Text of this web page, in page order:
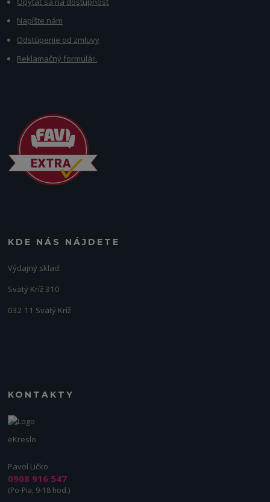
Napíšte nám
Odstúpenie od zmluvy
Reklamačný formulár.
KDE NÁS NÁJDETE
Výdajný sklad:
Svätý Kríž 310
032 11 Svätý Kríž
KONTAKTY
eKreslo
Pavol Ličko
0908 916 547
(Po-Pia, 9-18 hod.)